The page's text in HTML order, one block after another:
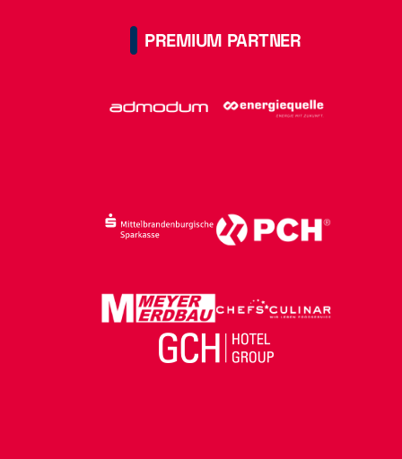
PREMIUM PARTNER